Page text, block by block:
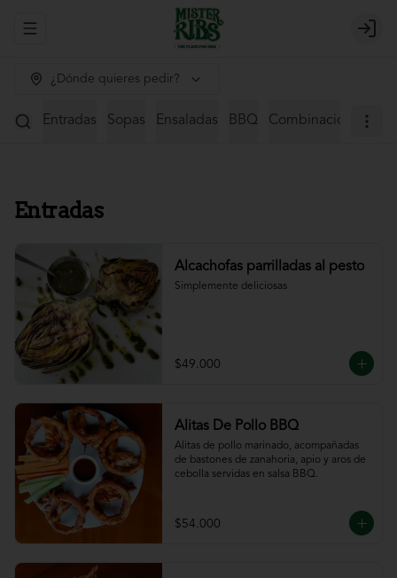
Abrir menu de navegación Login
¿Dónde quieres pedir?
Entradas Sopas Ensaladas BBQ Combinaciones
Entradas
Alcachofas parrilladas al pesto
Simplemente deliciosas
$49.000
Alitas De Pollo BBQ
Alitas de pollo marinado, acompañadas
de bastones de zanahoria, apio y aros de
cebolla servidas en salsa BBQ.
$54.000